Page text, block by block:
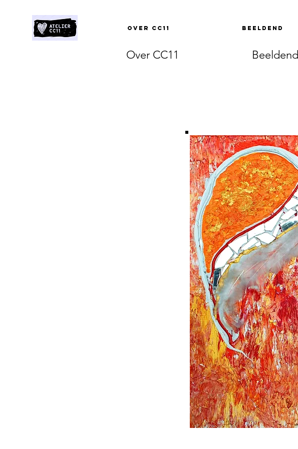
Over CC11 Beeldend
Over CC11 Beeldend